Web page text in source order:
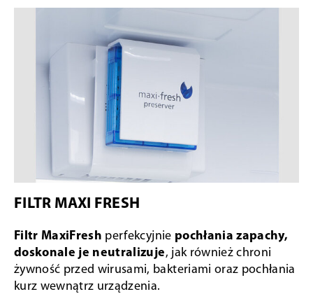
FILTR MAXI FRESH
Filtr MaxiFresh perfekcyjnie pochłania zapachy,
doskonale je neutralizuje, jak również chroni
żywność przed wirusami, bakteriami oraz pochłania
kurz wewnątrz urządzenia.